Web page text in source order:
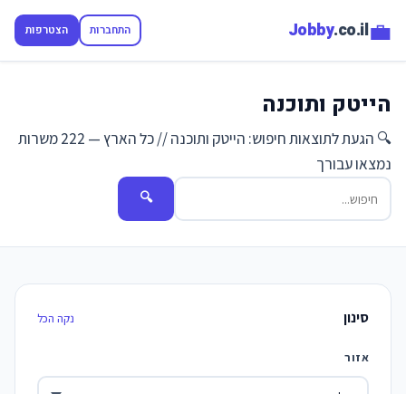
💼
Jobby.co.il התחברות הצטרפות
הייטק ותוכנה
🔍 הגעת לתוצאות חיפוש: הייטק ותוכנה // כל הארץ — 222 משרות
נמצאו עבורך
🔍
סינון נקה הכל
אזור